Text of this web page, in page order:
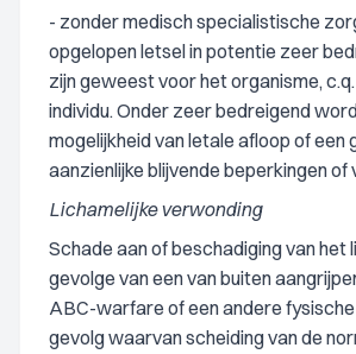
- zonder medisch specialistische
opgelopen letsel in potentie zeer
zijn geweest voor het organisme,
individu. Onder zeer bedreigend
mogelijkheid van letale afloop of een
aanzienlijke blijvende beperkingen of
Lichamelijke verwonding
Schade aan of beschadiging van het
gevolge van een van buiten
ABC-warfare of een andere
gevolg waarvan scheiding van de